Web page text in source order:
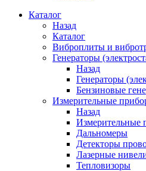
Каталог
Назад
Каталог
Виброплиты и
Генераторы
Назад
Генераторы
Бензиновые
Измерительные
Назад
Измерительные
Дальномеры
Детекторы
Лазерные
Тепловизоры